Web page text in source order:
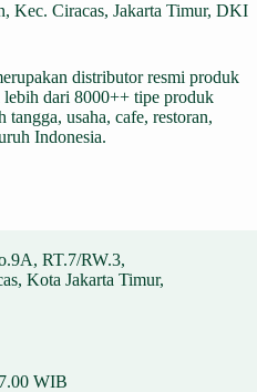
Kec. Ciracas, Jakarta Timur, DKI
distributor resmi produk
lebih dari 8000++ tipe produk
usaha, cafe, restoran,
Indonesia.
RT.7/RW.3,
Kota Jakarta Timur,
WIB